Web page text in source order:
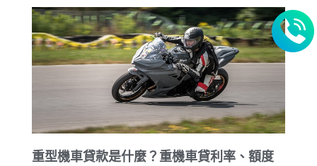
重型機車貸款是什麼？重機車貸利率、額度